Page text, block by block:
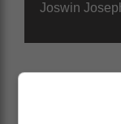
Joswin